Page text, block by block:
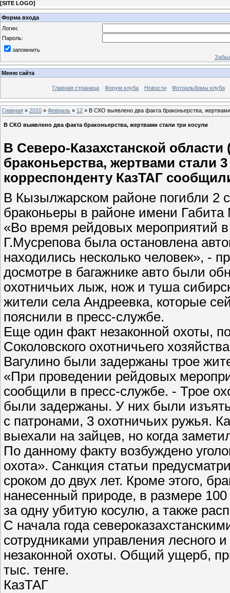
[SITE LOGO]
Форма входа
Логин:
Пароль:
запомнить
Меню сайта
Главная страница Форум клуба Новости Фотоальбомы клуба
Главная » 2010 » Февраль » 12 » В СКО выявлено два факта браконьерства,
В СКО выявлено два факта браконьерства, жертвами стали три косули
В Северо-Казахстанской
браконьерства, жертвами стали
корреспонденту КазТАГ
В Кызылжарском районе погибли 2
браконьеры в районе имени Габита
«Во время рейдовых мероприятий
Г.Мусрепова была остановлена
находились несколько человек», -
досмотре в багажнике авто были
охотничьих лыж, нож и туша
жители села Андреевка, которые
пояснили в пресс-службе.
Еще один факт незаконной охоты,
Соколовского охотничьего
Вагулино были задержаны трое
«При проведении рейдовых
сообщили в пресс-службе. - Трое
были задержаны. У них были
с патронами, 3 охотничьих ружья.
выехали на зайцев, но когда
По данному факту возбуждено
охота». Санкция статьи
сроком до двух лет. Кроме этого,
нанесенный природе, в размере
за одну убитую косулю, а также
С начала года
сотрудниками управления лесного
незаконной охоты. Общий ущерб,
тыс. тенге.
КазТАГ